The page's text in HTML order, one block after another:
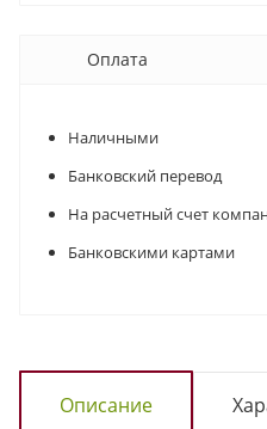
Оплата
Наличными
Банковский перевод
На расчетный счет
Банковскими картами
Описание